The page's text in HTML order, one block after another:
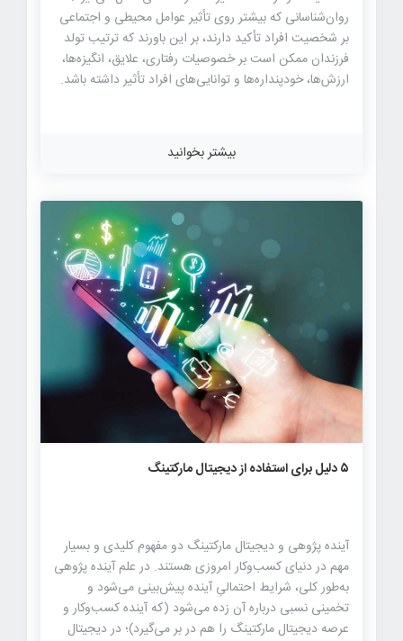
روان‌شناسانی که بیشتر روی تأثیر عوامل محیطی و اجتماعی
بر شخصیت افراد تأکید دارند، بر این باورند که ترتیب تولد
فرزندان ممکن است بر خصوصیات رفتاری، علایق، انگیزه‌ها،
ارزش‌ها، خودپنداره‌ها و توانایی‌های افراد تأثیر داشته باشد.
فرزند چندم خانواده است شاید بروز دهد. اگر دلتان
می‌خواهد بدانید ترتیب تولد شما در خانواده چه تأثیری بر
سخن امید با ما همراه باشید. نظریه ترتیب تولد چیست؟
بود که در سال ۱۸۷۰ در اتریش به […]
بیشتر بخوانید
۶۳۰
۵ دلیل برای استفاده از دیجیتال مارکتینگ
آینده پژوهی و دیجیتال مارکتینگ دو مفهوم کلیدی و بسیار
مهم در دنیای کسب‌وکار امروزی هستند. در علم آینده پژوهی
به‌طور کلی، شرایط احتمالیِ آینده پیش‌بینی می‌شود و
تخمینی نسبی درباره آن زده می‌شود (که آینده کسب‌وکار و
عرصه دیجیتال مارکتینگ را هم در بر می‌گیرد)؛ در دیجیتال